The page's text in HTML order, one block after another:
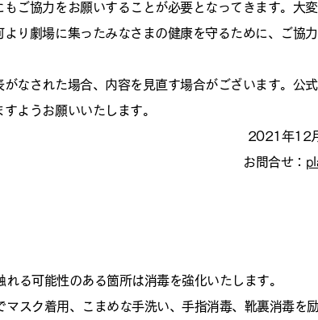
ご協力をお願いすることが必要となってきます。大
り劇場に集ったみなさまの健康を守るために、ご協
なされた場合、内容を見直す場合がございます。公
ようお願いいたします。
2021年12
お問合せ：
る可能性のある箇所は消毒を強化いたします。
スク着用、こまめな手洗い、手指消毒、靴裏消毒を